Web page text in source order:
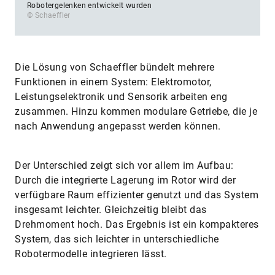
Robotergelenken entwickelt wurden
© Schaeffler
Die Lösung von Schaeffler bündelt mehrere
Funktionen in einem System: Elektromotor,
Leistungselektronik und Sensorik arbeiten eng
zusammen. Hinzu kommen modulare Getriebe, die je
nach Anwendung angepasst werden können.
Der Unterschied zeigt sich vor allem im Aufbau:
Durch die integrierte Lagerung im Rotor wird der
verfügbare Raum effizienter genutzt und das System
insgesamt leichter. Gleichzeitig bleibt das
Drehmoment hoch. Das Ergebnis ist ein kompakteres
System, das sich leichter in unterschiedliche
Robotermodelle integrieren lässt.